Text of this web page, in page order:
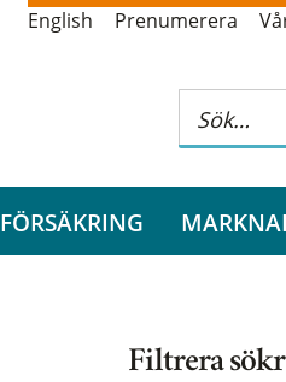
English Prenumerera
FÖRSÄKRING
Filtrera